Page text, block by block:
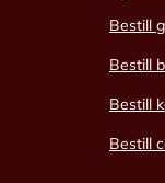
Bestill
Bestill
Bestill
Bestill